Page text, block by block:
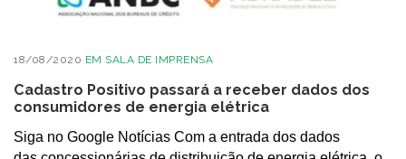
18/08/2020 EM SALA DE IMPRENSA
Cadastro Positivo passará a receber dados dos
consumidores de energia elétrica
Siga no Google Notícias Com a entrada dos dados